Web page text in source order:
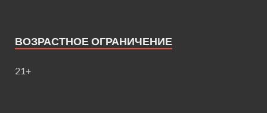
ВОЗРАСТНОЕ ОГРАНИЧЕНИЕ
21+